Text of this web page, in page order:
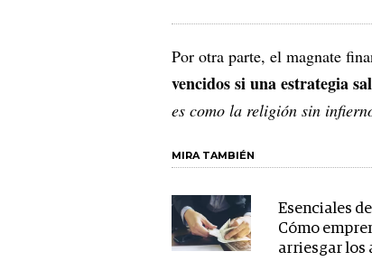
Por otra parte, el magnate
vencidos si una estrategia
es como la religión sin
MIRA TAMBIÉN
Esenciales
Cómo
arriesgar los